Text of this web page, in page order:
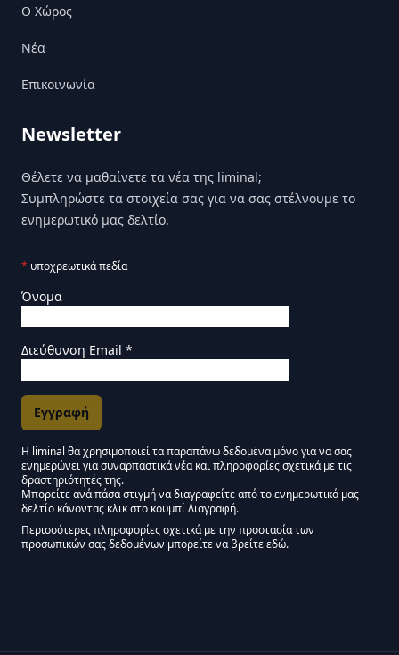
Ο Χώρος
Nέα
Επικοινωνία
Newsletter
Θέλετε να μαθαίνετε τα νέα της liminal;
Συμπληρώστε τα στοιχεία σας για να σας στέλνουμε το
ενημερωτικό μας δελτίο.
* υποχρεωτικά πεδία
Όνομα
Διεύθυνση Email *
Εγκρίσεις Μάρκετινγκ
Η liminal θα χρησιμοποιεί τα παραπάνω δεδομένα μόνο για να σας
ενημερώνει για συναρπαστικά νέα και πληροφορίες σχετικά με τις
δραστηριότητές της.
Μείνετε συντονισμένοι - Ενημερωτικό δελτίο
Μπορείτε ανά πάσα στιγμή να διαγραφείτε από το ενημερωτικό μας
δελτίο κάνοντας κλικ στο κουμπί Διαγραφή.
Περισσότερες πληροφορίες σχετικά με την προστασία των
προσωπικών σας δεδομένων μπορείτε να βρείτε εδώ.